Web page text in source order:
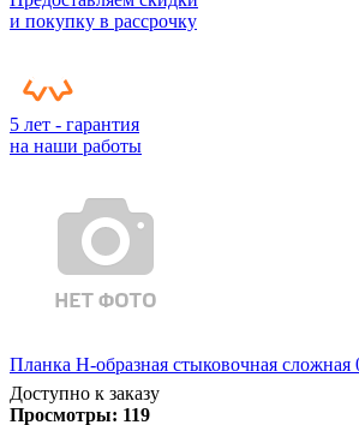
и покупку в рассрочку
5 лет - гарантия
на наши работы
Планка Н-образная стыковочная
Доступно к заказу
Просмотры: 119